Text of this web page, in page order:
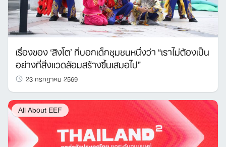
เรื่องของ ‘สิงโต’ ที่บอกเด็กชุมชนหนึ่งว่า “เราไม่ต้องเป็น
อย่างที่สิ่งแวดล้อมสร้างขึ้นเสมอไป”
23 กรกฎาคม 2569
All About EEF